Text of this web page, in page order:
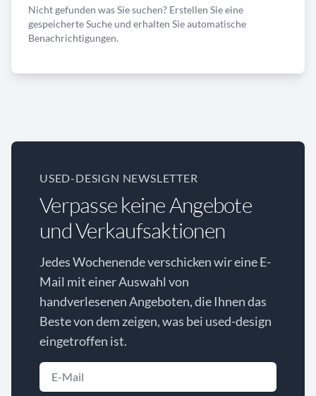
Nicht gefunden was Sie suchen? Erstellen Sie eine
gespeicherte Suche und erhalten Sie automatische
Benachrichtigungen.
USED-DESIGN NEWSLETTER
Verpasse keine Angebote
und Verkaufsaktionen
Jedes Wochenende verschicken wir eine E-
Mail mit einer Auswahl von
handverlesenen Angeboten, die Ihnen das
Beste von dem zeigen, was bei used-design
eingetroffen ist.